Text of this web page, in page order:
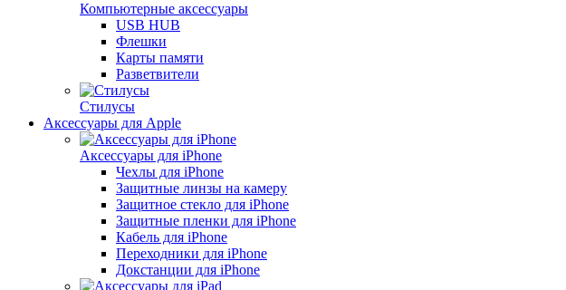
Компьютерные аксессуары
USB HUB
Флешки
Карты памяти
Разветвители
Стилусы
Аксессуары для Apple
Аксессуары для iPhone
Чехлы для iPhone
Защитные линзы на камеру
Защитное стекло для iPhone
Защитные пленки для iPhone
Кабель для iPhone
Переходники для iPhone
Докстанции для iPhone